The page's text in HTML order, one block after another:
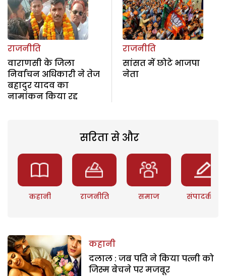
राजनीति
वाराणसी के जिला
निर्वाचन अधिकारी ने तेज
बहादुर यादव का
नामांकन किया रद्द
राजनीति
सांसत में छोटे भाजपा
नेता
सरिता से और
कहानी राजनीति समाज संपादकीय
कहानी
दलाल : जब पति ने किया पत्नी को
जिस्म बेचने पर मजबूर